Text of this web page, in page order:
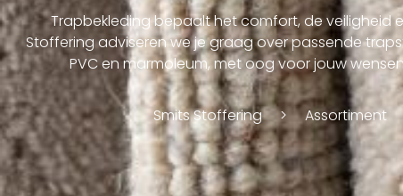
Trapbekleding bepaalt het comfort, de veiligheid
Stoffering adviseren we je graag over passende
PVC en marmoleum, met oog voor jouw
Smits Stoffering Assortiment